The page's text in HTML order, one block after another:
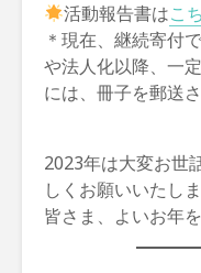
活動報告書はこ
＊現在、継続寄付
や法人化以降、一
には、冊子を郵送
2023年は大変お世
しくお願いいたしま
皆さま、よいお年